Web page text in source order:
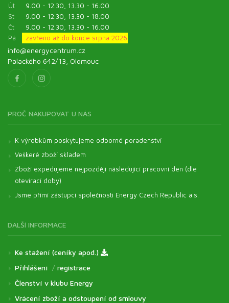
Út
9.00 - 12.30, 13.30 - 16.00
St
9.00 - 12.30, 13.30 - 18.00
Čt
9.00 - 12.30, 13.30 - 16.00
Pá
zavřeno až do konce srpna 2026
info@energycentrum.cz
Palackého 642/13, Olomouc
PROČ NAKUPOVAT U NÁS
K výrobkům poskytujeme odborné poradenství
Veškeré zboží skladem
Zboží expedujeme nejpozději následující pracovní den (dle
otevírací doby)
Jsme přímí zástupci společnosti Energy Czech Republic a.s.
DALŠÍ INFORMACE
Ke stažení (ceníky apod.)
Přihlášení / registrace
Členství v klubu Energy
Vrácení zboží a odstoupení od smlouvy